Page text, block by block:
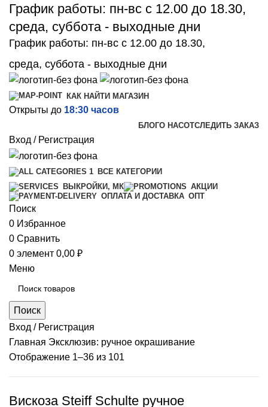
График работы: пн-вс с 12.00 до 18.30,
среда, суббота - выходные дни
График работы: пн-вс с 12.00 до 18.30,
среда, суббота - выходные дни
КАК НАЙТИ МАГАЗИН
Открыты до 18:30 часов
БЛОГО НАСОТСЛЕДИТЬ ЗАКАЗ
Вход / Регистрация
ВСЕ КАТЕГОРИИ
ВЫКРОЙКИ, МК
АКЦИИ
ОПЛАТА И ДОСТАВКА ОПТ
Поиск
0 Избранное
0 Сравнить
0 элемент 0,00 ₽
Меню
Поиск
Вход / Регистрация
Главная Эксклюзив: ручное окрашивание
Отображение 1–36 из 101
Вискоза Steiff Schulte ручное